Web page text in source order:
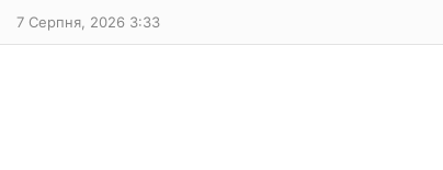
7 Серпня, 2026 3:33